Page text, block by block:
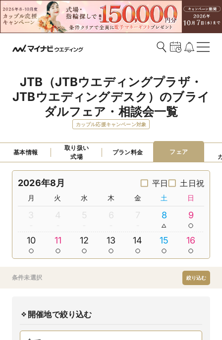
JTB（JTBウエディングプラザ・
JTBウエディングデスク）のブライ
ダルフェア・相談会一覧
カップル応援キャンペーン対象
基本情報
取り扱い
式場
プラン料金 フェア
2026年8月 平日 土日祝
月 火 水 木 金 土 日
3 4 5 6 7 8 9
10 11 12 13 14 15 16
条件未選択 絞り込む
開催地で絞り込む